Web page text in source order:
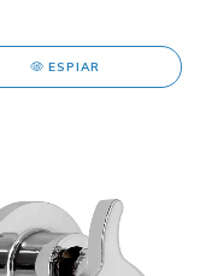
ESPIAR